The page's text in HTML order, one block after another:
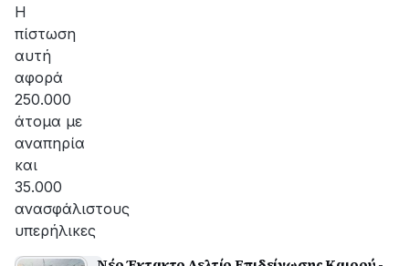
H
πίστωση
αυτή
αφορά
250.000
άτομα με
αναπηρία
και
35.000
ανασφάλιστους
υπερήλικες